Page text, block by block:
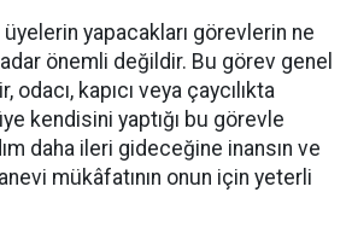
yapacakları görevlerin ne
önemli değildir. Bu görev genel
odacı, kapıcı veya çaycılıkta
kendisini yaptığı bu görevle
daha ileri gideceğine inansın ve
mükâfatının onun için yeterli